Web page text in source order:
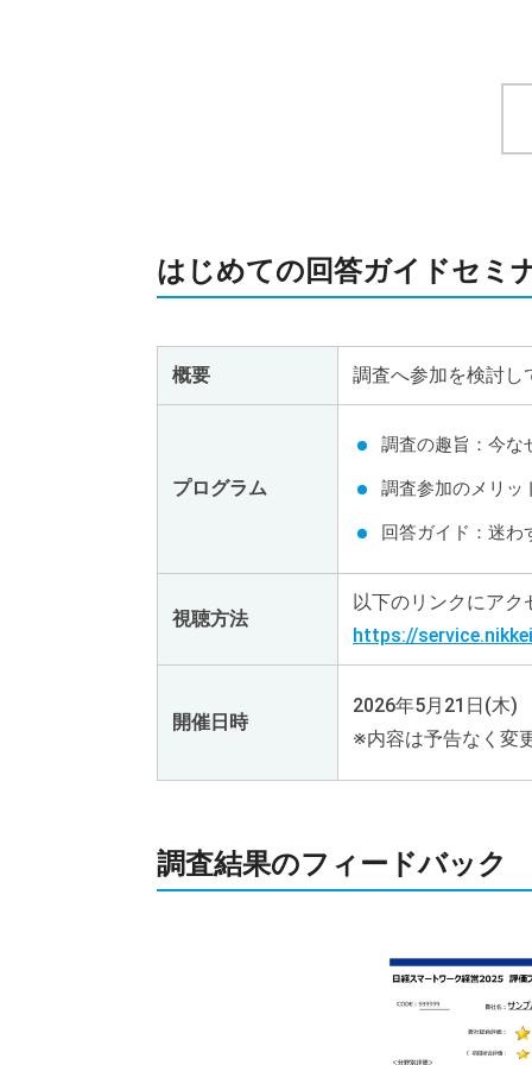
はじめての回答ガイドセミ
概要 調査へ参加を検討し
プログラム
調査の趣旨：今な
調査参加のメリッ
回答ガイド：迷
視聴方法
以下のリンクにア
https://
開催日時
2026年5月21日(木
※内容は予告なく変
調査結果のフィードバック